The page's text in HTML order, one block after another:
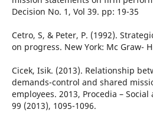
Decision No. 1, Vol 39. pp: 19-35
Cetro, S, & Peter, P. (1992).
on progress. New York: Mc Graw-
Cicek, Isik. (2013). Relationship
demands-control and shared
employees. 2013, Procedia –
99 (2013), 1095-1096.